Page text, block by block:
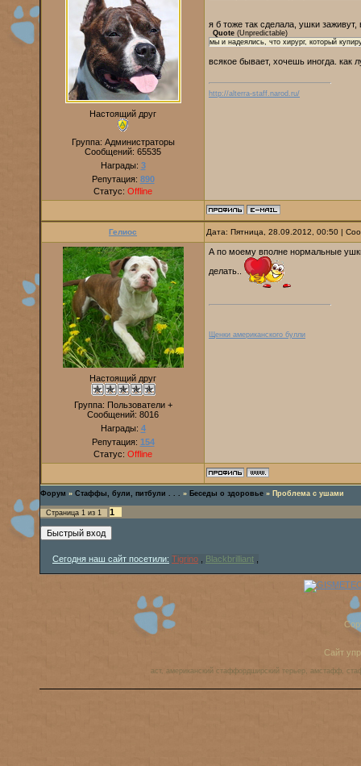
Настоящий друг
Группа: Администраторы
Сообщений: 65535
Награды: 3
Репутация: 890
Статус: Offline
я б тоже так сделала, ушки заживут,
Quote (Unpredictable)
мы и надеялись, что хирург, который
всякое бывает, хочешь иногда. как
http://alterra-staff.narod.ru/
Гелиос Дата: Пятница, 28.09.2012, 00:50 |
Настоящий друг
Группа: Пользователи +
Сообщений: 8016
Награды: 4
Репутация: 154
Статус: Offline
А по моему вполне нормальные
делать..
Щенки американского булли
Форум » Стаффы, були, питбули . . . » Беседы о здоровье » Проблема с ушами
Страница 1 из 1 1
Сегодня наш сайт посетили: Tigrino Blackbrilliant
Сайт
аст, американский стаффордширский терьер, амстафф,